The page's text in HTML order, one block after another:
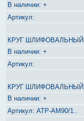
+
КРУГ ШЛИФОВАЛЬНЫЙ
+
КРУГ ШЛИФОВАЛЬНЫЙ
+
ATP-AM90/1..